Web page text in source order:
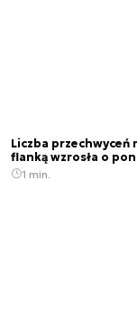
Liczba
flanką wzrosła o
1 min.